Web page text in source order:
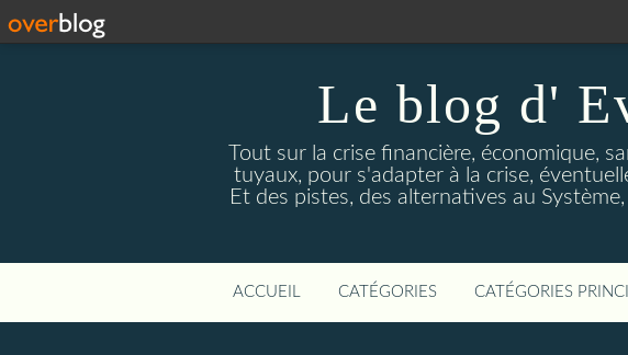
Le blog d'
Tout sur la crise financière, économique,
tuyaux, pour s'adapter à la crise,
Et des pistes, des alternatives au
ACCUEIL CATÉGORIES CATÉGORIES